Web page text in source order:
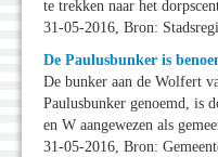
te trekken naar het
31-05-2016, Bron:
De Paulusbunker is
De bunker aan de Wolfert
Paulusbunker genoemd, is
en W aangewezen als
31-05-2016, Bron: